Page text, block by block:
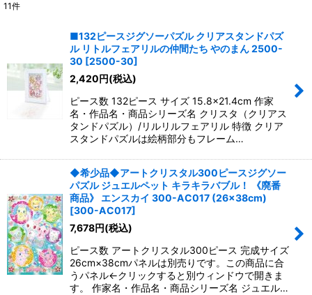
絞り込む
11件
■132ピースジグソーパズル クリアスタンドパズ
ル リトルフェアリルの仲間たち やのまん 2500-
30 [2500-30]
2,420円(税込)
ピース数 132ピース サイズ 15.8×21.4cm 作家
名・作品名・商品シリーズ名 クリスタ（クリアス
タンドパズル）/リルリルフェアリル 特徴 クリア
スタンドパズルは絵柄部分もフレーム…
◆希少品◆アートクリスタル300ピースジグソー
パズル ジュエルペット キラキラバブル！ 《廃番
商品》 エンスカイ 300-AC017 (26×38cm)
[300-AC017]
7,678円(税込)
ピース数 アートクリスタル300ピース 完成サイズ
26cm×38cmパネルは別売りです。この商品に合
うパネル←クリックすると別ウィンドウで開きま
す。 作家名・作品名・商品シリーズ名 ジュエル…